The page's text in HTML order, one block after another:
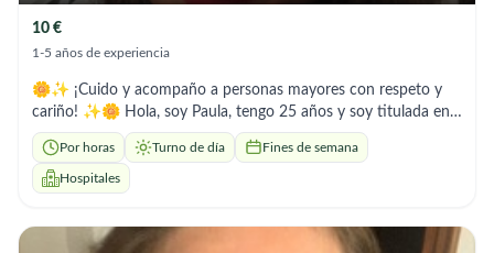
10 €
1-5 años de experiencia
🌼✨ ¡Cuido y acompaño a personas mayores con respeto y
cariño! ✨🌼 Hola, soy Paula, tengo 25 años y soy titulada en
Atención y Cuidado a Personas Mayores. Tengo experiencia
ofreciendo acompañamiento, apoyo emocional y ayuda en el
día a día. Soy responsable, empática, paciente y de trato muy
📅 Disponibilidad: mañanas ,algunas horas por la tarde y fines
Por horas Turno de día Fines de semana
Hospitales